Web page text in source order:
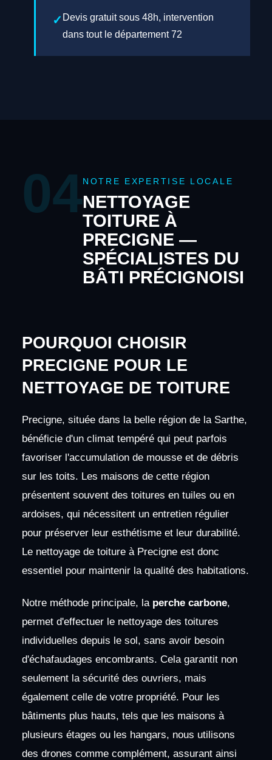
Devis gratuit sous 48h, intervention
dans tout le département 72
04 NOTRE EXPERTISE LOCALE
NETTOYAGE
TOITURE À
PRECIGNE —
SPÉCIALISTES DU
BÂTI PRÉCIGNOISI
POURQUOI CHOISIR
PRECIGNE POUR LE
NETTOYAGE DE TOITURE
Precigne, située dans la belle région de la Sarthe,
bénéficie d'un climat tempéré qui peut parfois
favoriser l'accumulation de mousse et de débris
sur les toits. Les maisons de cette région
présentent souvent des toitures en tuiles ou en
ardoises, qui nécessitent un entretien régulier
pour préserver leur esthétisme et leur durabilité.
Le nettoyage de toiture à Precigne est donc
essentiel pour maintenir la qualité des habitations.
Notre méthode principale, la perche carbone,
permet d'effectuer le nettoyage des toitures
individuelles depuis le sol, sans avoir besoin
d'échafaudages encombrants. Cela garantit non
seulement la sécurité des ouvriers, mais
également celle de votre propriété. Pour les
bâtiments plus hauts, tels que les maisons à
plusieurs étages ou les hangars, nous utilisons
des drones comme complément, assurant ainsi